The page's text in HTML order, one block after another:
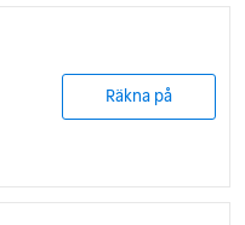
Räkna på